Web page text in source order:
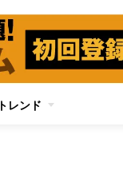
トレンド